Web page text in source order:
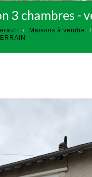
3 chambres -
Maisons à vendre